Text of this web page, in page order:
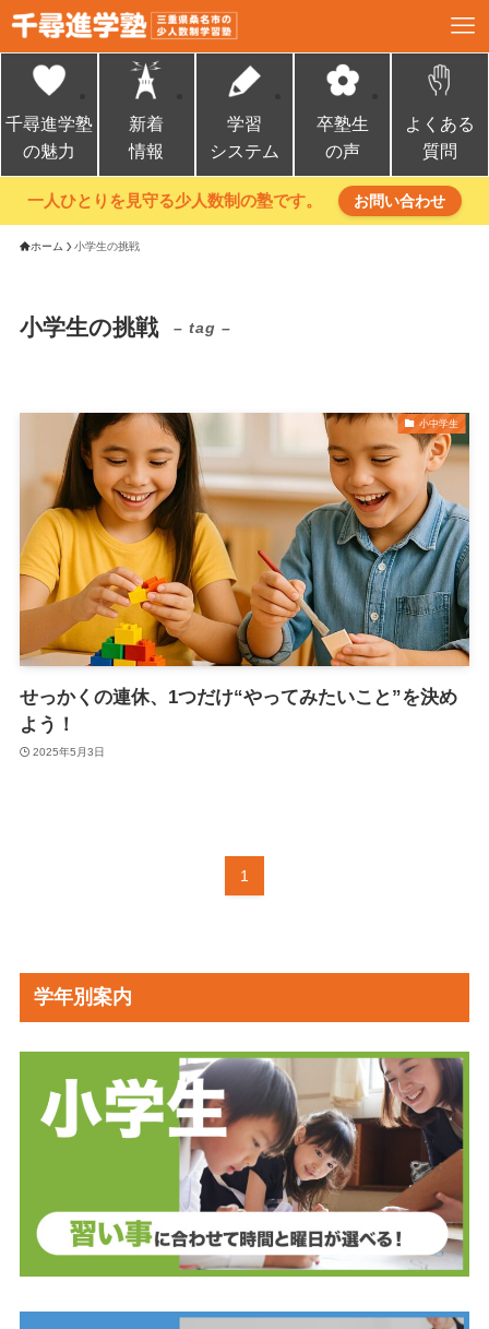
千尋進学塾
の魅力
新着
情報
学習
システム
卒塾生
の声
よくある
質問
一人ひとりを見守る少人数制の塾です。 お問い合わせ
ホーム 小学生の挑戦
小学生の挑戦 – tag –
小中学生
せっかくの連休、1つだけ“やってみたいこと”を決め
よう！
2025年5月3日
1
学年別案内